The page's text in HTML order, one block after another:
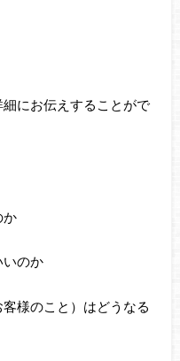
にお伝えすることがで
か
いのか
様のこと）はどうなる